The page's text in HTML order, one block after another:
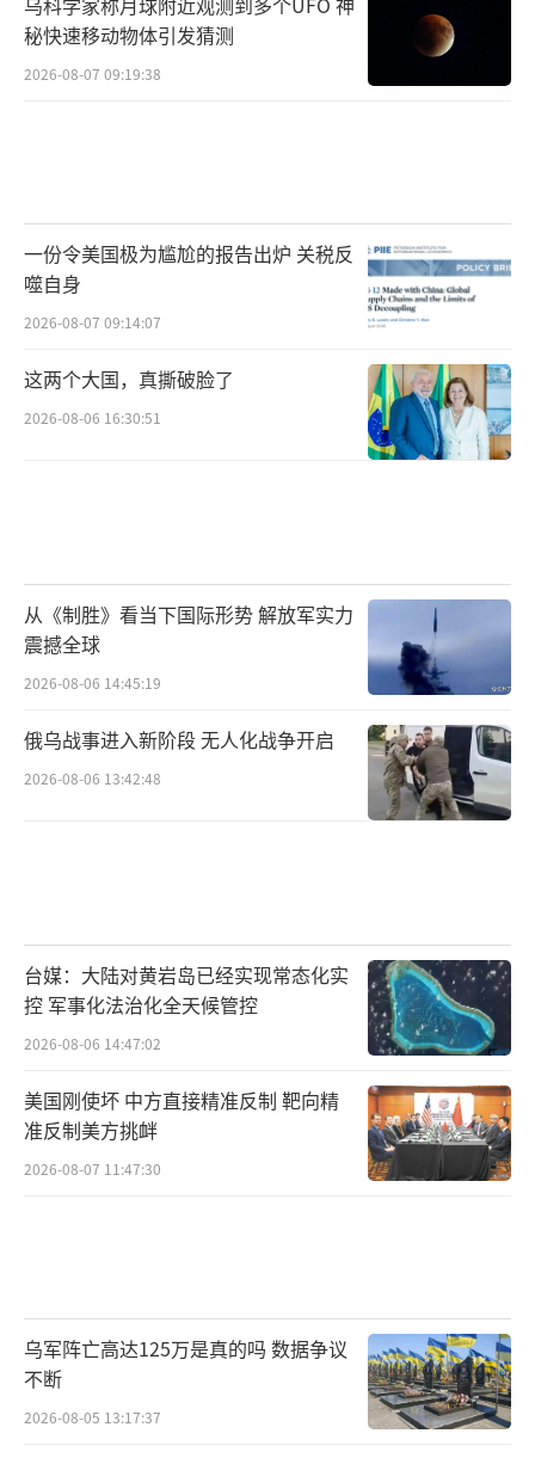
面也不高，等地面人员发现的时候，就基本已
经临空了，地面轻武器很难做到有效抗击。
二来这种光纤无人机隐蔽性极强，它们的
体积一般都很小，无论是普通四旋翼无人机、F
射电磁信号，所以隐蔽性极高，能在敌方毫无
察觉的情况下悄然接近目标。
再一个就是光纤无人机的抗干扰能力极
线电传输信号，传统电子干扰直接就给免疫掉
了，只能靠硬杀伤才能拦住。
着俄军大量投入光纤无人机后，这些干扰就基
本失效了。
秘快速移动物体引发猜测
2026-08-07 09:19:38
一份令美国极为尴尬的报告出炉 关税反
噬自身
2026-08-07 09:14:07
这两个大国，真撕破脸了
2026-08-06 16:30:51
从《制胜》看当下国际形势 解放军实力
震撼全球
2026-08-06 14:45:19
俄乌战事进入新阶段 无人化战争开启
2026-08-06 13:42:48
台媒：大陆对黄岩岛已经实现常态化实
控 军事化法治化全天候管控
2026-08-06 14:47:02
美国刚使坏 中方直接精准反制 靶向精
准反制美方挑衅
2026-08-07 11:47:30
乌军阵亡高达125万是真的吗 数据争议
不断
2026-08-05 13:17:37